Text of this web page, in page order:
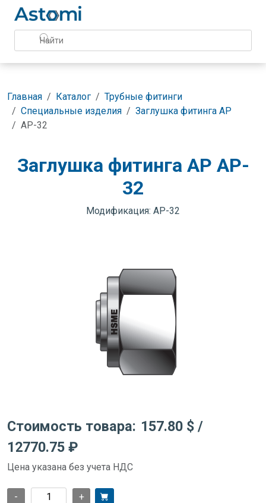
Главная Каталог
Трубные фитинги
Специальные изделия
Заглушка фитинга AP
AP-32
Заглушка фитинга AP AP-
32
Модификация: AP-32
Стоимость товара: 157.80 $ /
12770.75 ₽
Цена указана без учета НДС
- +